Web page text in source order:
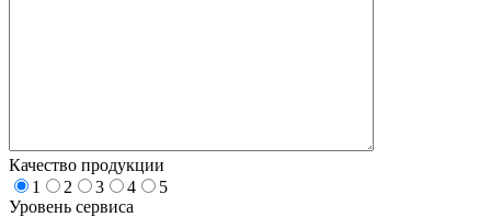
Качество продукции
1
2 3 4
5
Уровень сервиса